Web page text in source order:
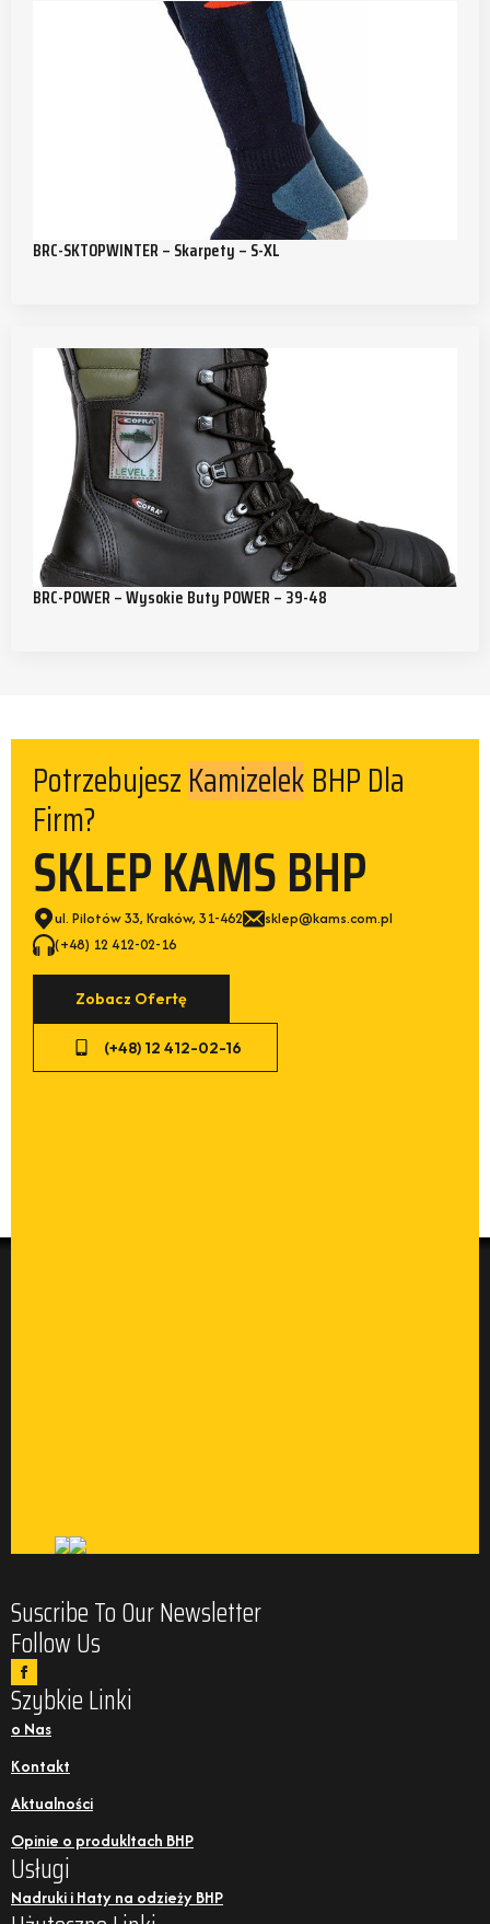
BRC-SKTOPWINTER – Skarpety – S-XL
BRC-POWER – Wysokie Buty POWER – 39-48
PotrzebujeszKamizelekBHP Dla
Firm?
SKLEP KAMS BHP
ul. Pilotów 33, Kraków, 31-462
sklep@kams.com.pl
(+48) 12 412-02-16
Zobacz Ofertę
(+48) 12 412-02-16
Suscribe To Our Newsletter
Follow Us
Szybkie Linki
o Nas
Kontakt
Aktualności
Opinie o produkltach BHP
Usługi
Nadruki i Haty na odzieży BHP